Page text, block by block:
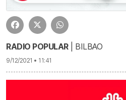
RADIO POPULAR| BILBAO
9/12/2021 • 11:41